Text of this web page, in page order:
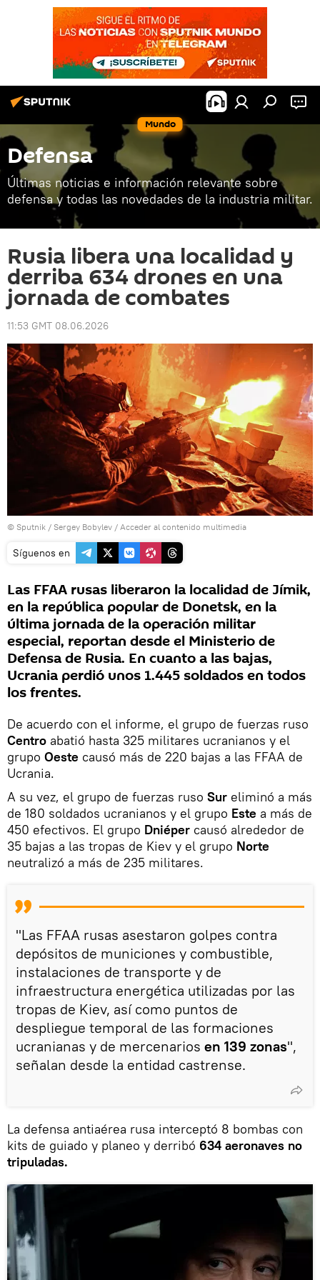
Mundo
Defensa
Últimas noticias e información relevante sobre
defensa y todas las novedades de la industria militar.
Rusia libera una localidad y
derriba 634 drones en una
jornada de combates
11:53 GMT 08.06.2026
© Sputnik / Sergey Bobylev / Acceder al contenido multimedia
Síguenos en
Las FFAA rusas liberaron la localidad de Jímik,
en la república popular de Donetsk, en la
última jornada de la operación militar
especial, reportan desde el Ministerio de
Defensa de Rusia. En cuanto a las bajas,
Ucrania perdió unos 1.445 soldados en todos
los frentes.
De acuerdo con el informe, el grupo de fuerzas ruso
Centro abatió hasta 325 militares ucranianos y el
grupo Oeste causó más de 220 bajas a las FFAA de
Ucrania.
A su vez, el grupo de fuerzas ruso Sur eliminó a más
de 180 soldados ucranianos y el grupo Este a más de
450 efectivos. El grupo Dniéper causó alrededor de
35 bajas a las tropas de Kiev y el grupo Norte
neutralizó a más de 235 militares.
"Las FFAA rusas asestaron golpes contra
depósitos de municiones y combustible,
instalaciones de transporte y de
infraestructura energética utilizadas por las
tropas de Kiev, así como puntos de
despliegue temporal de las formaciones
ucranianas y de mercenarios en 139 zonas",
señalan desde la entidad castrense.
La defensa antiaérea rusa interceptó 8 bombas con
kits de guiado y planeo y derribó 634 aeronaves no
tripuladas.